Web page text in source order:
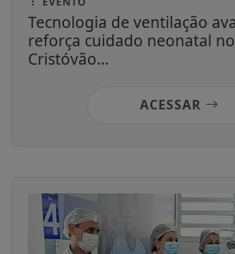
Tecnologia de ventilação
reforça cuidado neonatal
Cristóvão...
ACESSAR